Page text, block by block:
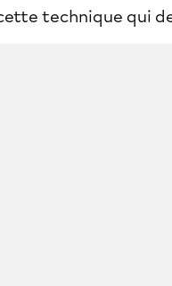
technique qui